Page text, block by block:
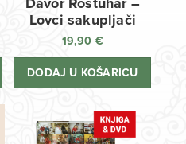
Lovci sakupljači
19,90 €
DODAJ U KOŠARICU